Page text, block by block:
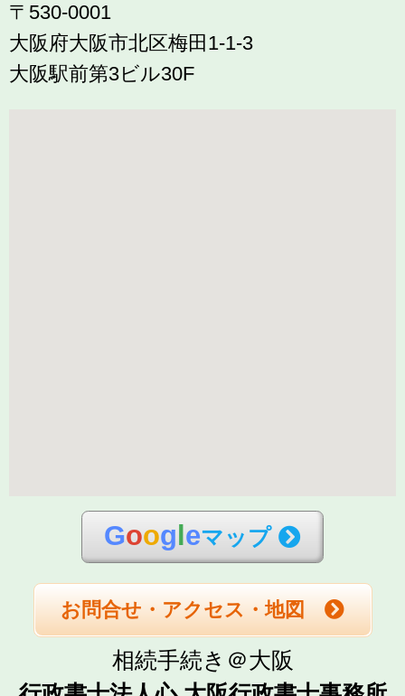
〒530-0001
大阪府大阪市北区梅田1-1-3
大阪駅前第3ビル30F
Googleマップ
お問合せ・アクセス・地図
相続手続き＠大阪